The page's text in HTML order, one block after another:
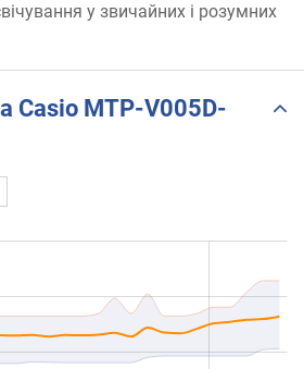
у звичайних і розумних
Casio MTP-V005D-